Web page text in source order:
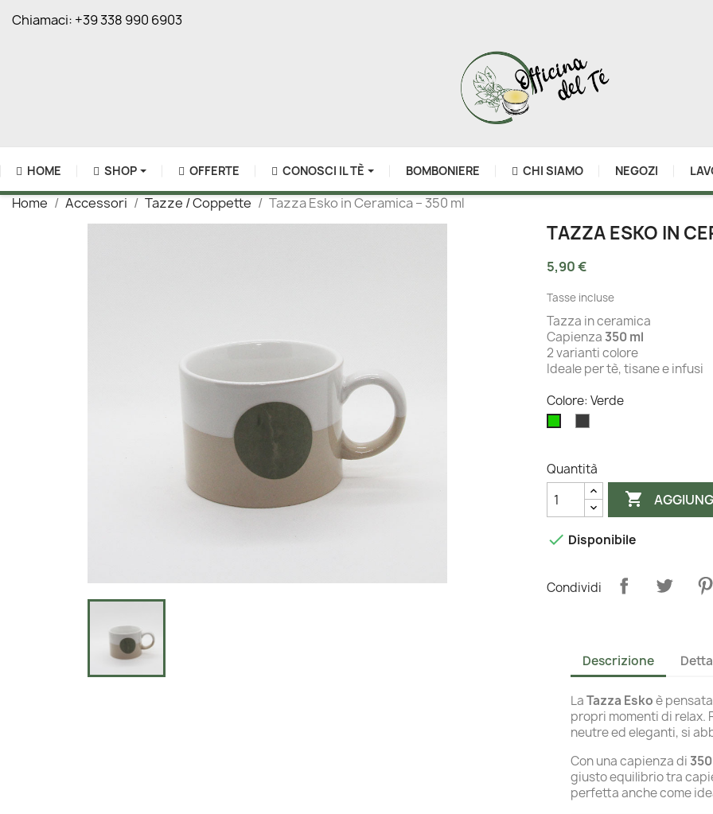
Chiamaci: +39 338 990 6903
HOME SHOP OFFERTE CONOSCI IL TÈ BOMBONIERE CHI SIAMO NEGOZI
Home Accessori Tazze / Coppette Tazza Esko in Ceramica – 350 ml
TAZZA ESKO IN
5,90 €
Tasse incluse
Tazza in ceramica
Capienza350 ml
2 varianti colore
Ideale per tè, tisane e infusi
Colore: Verde
Quantità

 Disponibile
Condividi
Descrizione
LaTazza Eskoè
propri momenti di
neutre ed eleganti, si
Con una capienza di
giusto equilibrio tra
perfetta anche come